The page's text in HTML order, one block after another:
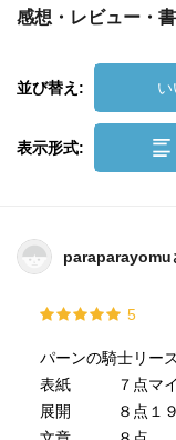
感想・レビュー・
並び替え:
表示形式:
paraparayomu
5
パーンの騎士リー
表紙 ７点マイ
展開 ８点１９